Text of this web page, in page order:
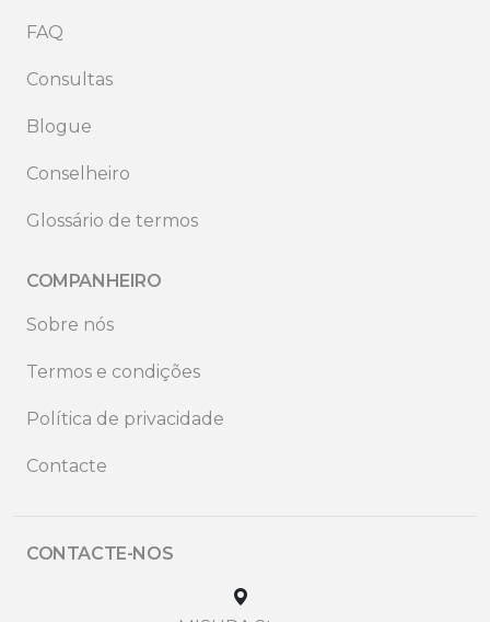
FAQ
Consultas
Blogue
Conselheiro
Glossário de termos
COMPANHEIRO
Sobre nós
Termos e condições
Política de privacidade
Contacte
CONTACTE-NOS